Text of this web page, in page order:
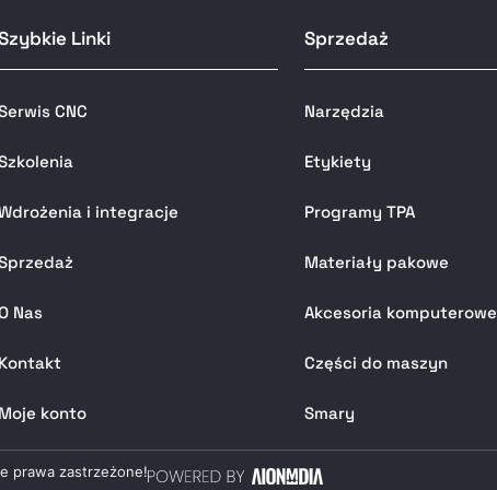
Linki
CNC
i integracje
Nas
Kontakt
Moje konto
Sprzedaż
Narzędzia
Etykiety
Programy TPA
Materiały pakowe
Akcesoria komputerowe
Części do maszyn
Smary
prawa zastrzeżone!